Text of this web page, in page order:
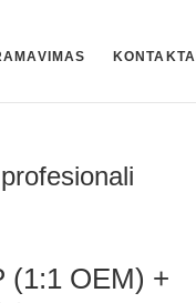
KONTAKTAI
(1:1 OEM) +